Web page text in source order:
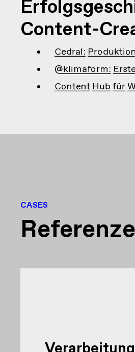
Content-
Cedral:
@klimaform:
Content Hub für
CASES